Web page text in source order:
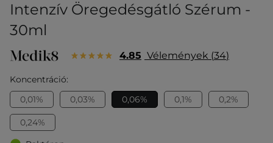
Intenzív Öregedésgátló Szérum -
30ml
4.85 Vélemények 34
Koncentráció:
0,01%
0,03% 0,06% 0,1% 0,2%
0,24%